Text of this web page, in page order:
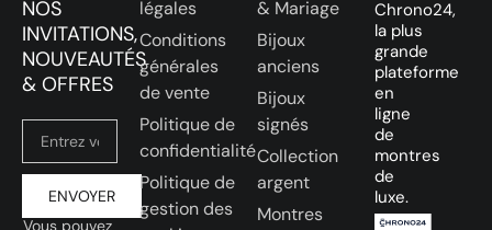
NOS
INVITATIONS,
NOUVEAUTÉS
& OFFRES
ENVOYER
Vous pouvez
légales
Conditions
générales
de vente
Politique de
confidentialité
Politique de
gestion des
& Mariage
Bijoux
anciens
Bijoux
signés
Collection
argent
Montres
Chrono24,
la plus
grande
plateforme
en
ligne
de
montres
de
luxe.